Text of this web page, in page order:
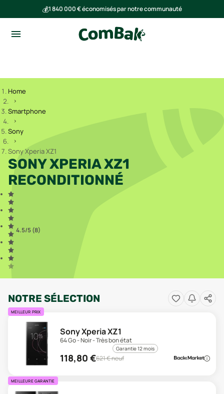
💰1 840 000 € économisés par notre communauté
Home
Smartphone
Sony
Sony Xperia XZ1
SONY XPERIA XZ1
RECONDITIONNÉ
4.5/5 (8)
NOTRE SÉLECTION
MEILLEUR PRIX
Sony Xperia XZ1
64 Go - Noir - Très bon état
Garantie 12 mois
118,80 €621€ neuf
MEILLEURE GARANTIE